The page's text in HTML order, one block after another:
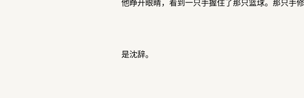
他睁开眼睛，看到一只手握住了那只篮球。那只手
是沈辞。